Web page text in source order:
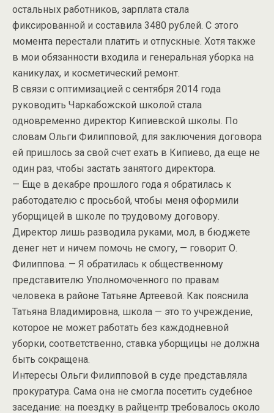
остальных работников, зарплата стала
фиксированной и составила 3480 рублей. С этого
момента перестали платить и отпускные. Хотя также
в мои обязанности входила и генеральная уборка на
каникулах, и косметический ремонт.
В связи с оптимизацией с сентября 2014 года
руководить Чаркабожской школой стала
одновременно директор Кипиевской школы. По
словам Ольги Филипповой, для заключения договора
ей пришлось за свой счет ехать в Кипиево, да еще не
один раз, чтобы застать занятого директора.
— Еще в декабре прошлого года я обратилась к
работодателю с просьбой, чтобы меня оформили
уборщицей в школе по трудовому договору.
Директор лишь разводила руками, мол, в бюджете
денег нет и ничем помочь не смогу, — говорит О.
Филиппова. — Я обратилась к общественному
представителю Уполномоченного по правам
человека в районе Татьяне Артеевой. Как пояснила
Татьяна Владимировна, школа — это то учреждение,
которое не может работать без каждодневной
уборки, соответственно, ставка уборщицы не должна
быть сокращена.
Интересы Ольги Филипповой в суде представляла
прокуратура. Сама она не смогла посетить судебное
заседание: на поездку в райцентр требовалось около